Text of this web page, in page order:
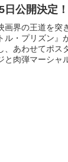
日公開決定！
画界の王道を突
ル・プリズン
、あわせてポス
と肉弾マーシャ